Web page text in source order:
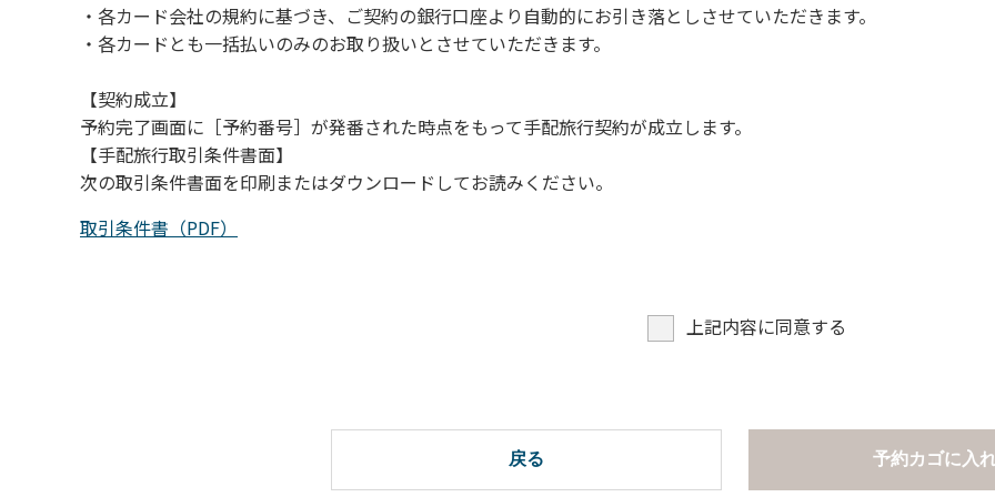
（４）キャンプ場の管理者や地元住民から川についての注意や警告があった場合は素直に耳を傾け、指示に従
・各カード会社の規約に基づき、ご契約の銀行口座より自動的にお引き落としさせていただきます。
・各カードとも一括払いのみのお取り扱いとさせていただきます。
【契約成立】
予約完了画面に［予約番号］が発番された時点をもって手配旅行契約が成立します。
【手配旅行取引条件書面】
次の取引条件書面を印刷またはダウンロードしてお読みください。
取引条件書（PDF）
上記内容に同意する
戻る 予約カゴに入